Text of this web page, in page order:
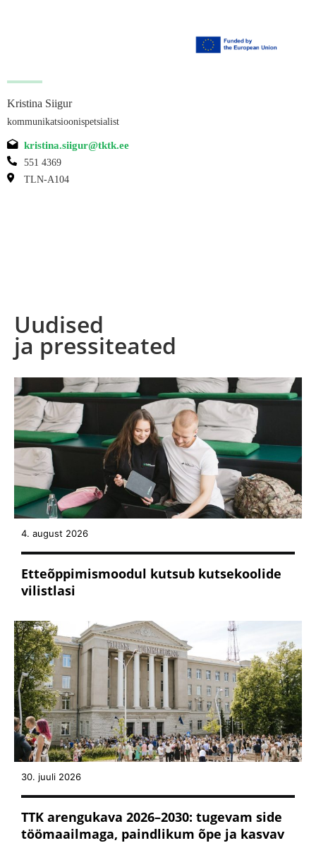
Kristina Siigur
kommunikatsioonispetsialist
kristina.siigur@tktk.ee
551 4369
TLN-A104
Uudised
ja pressiteated
4. august 2026
Etteõppimismoodul kutsub kutsekoolide
vilistlasi
30. juuli 2026
TTK arengukava 2026–2030: tugevam side
töömaailmaga, paindlikum õpe ja kasvav